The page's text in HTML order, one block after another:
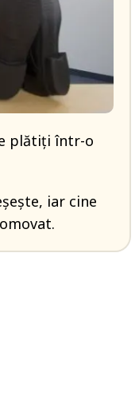
plătiți într-o
iar cine